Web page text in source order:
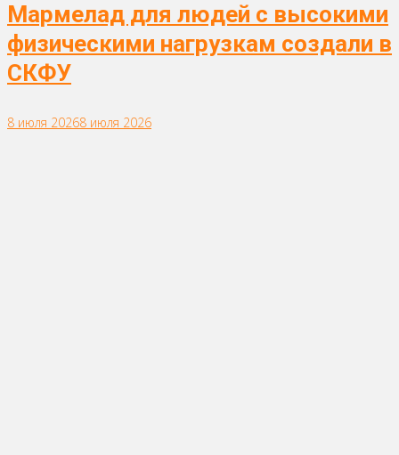
Мармелад для людей с высокими
физическими нагрузкам создали в
СКФУ
8 июля 20268 июля 2026